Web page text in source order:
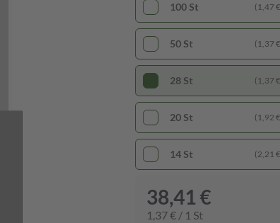
100 St (1,47
50 St (1,37
28 St (1,37
20 St (1,92
14 St (2,21
38,41 €
1,37 € / 1 St